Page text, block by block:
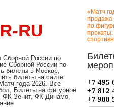
RU
Сборной России по
Сборной России по
билеты в Москве,
билеты на сайте
года 2026. Все
Билеты на фигурное
Зенит, ФК Динамо,
«Матч
продажа
по
+7 495
+7 812
+7